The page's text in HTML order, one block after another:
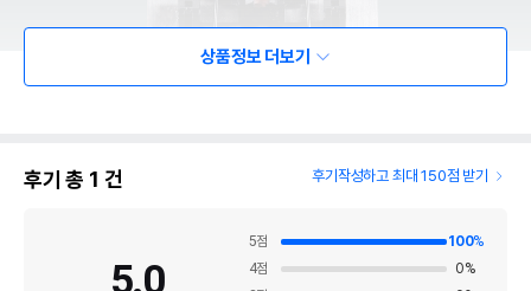
상품정보 더보기
후기 총 1 건 후기작성하고 최대 150점 받기
5.0
5점 100%
4점 0%